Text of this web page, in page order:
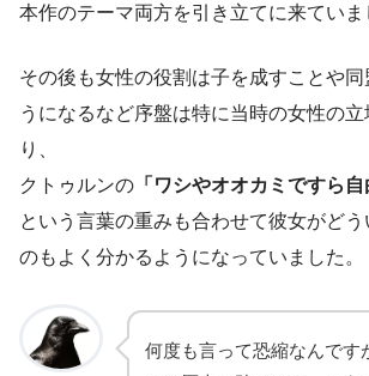
本作のテーマ両方を引き立てに来ていま
その後も女性の役割は子を成すことや
うになるなど序盤は特に当時の女性の
り、
クトゥルンの 「ワシやオオカミですら
という言葉の重みも合わせて彼女がどう
のもよく分かるようになっていました。
何度も言って恐縮なんです